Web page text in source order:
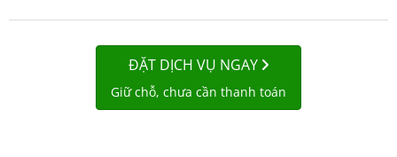
ĐẶT DỊCH VỤ NGAY
Giữ chỗ, chưa cần thanh toán